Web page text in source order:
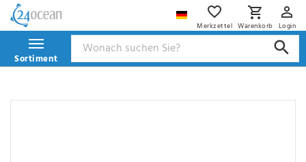
Merkzettel Warenkorb Login
Sortiment